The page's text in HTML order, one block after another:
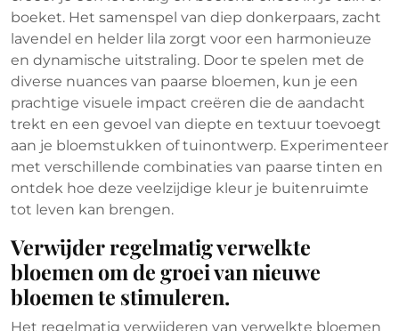
boeket. Het samenspel van diep donkerpaars, zacht
lavendel en helder lila zorgt voor een harmonieuze
en dynamische uitstraling. Door te spelen met de
diverse nuances van paarse bloemen, kun je een
prachtige visuele impact creëren die de aandacht
trekt en een gevoel van diepte en textuur toevoegt
aan je bloemstukken of tuinontwerp. Experimenteer
met verschillende combinaties van paarse tinten en
ontdek hoe deze veelzijdige kleur je buitenruimte
tot leven kan brengen.
Verwijder regelmatig verwelkte
bloemen om de groei van nieuwe
bloemen te stimuleren.
Het regelmatig verwijderen van verwelkte bloemen